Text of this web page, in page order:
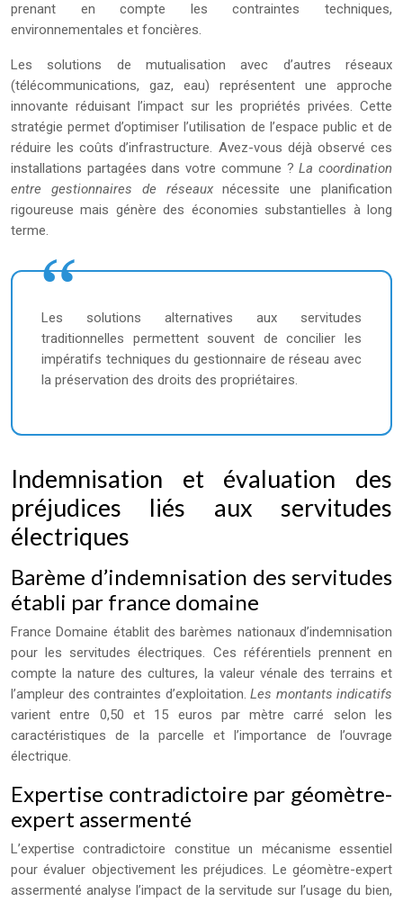
prenant en compte les contraintes techniques,
environnementales et foncières.
Les solutions de mutualisation avec d’autres réseaux
(télécommunications, gaz, eau) représentent une approche
innovante réduisant l’impact sur les propriétés privées. Cette
stratégie permet d’optimiser l’utilisation de l’espace public et de
réduire les coûts d’infrastructure. Avez-vous déjà observé ces
installations partagées dans votre commune ?La coordination
entre gestionnaires de réseauxnécessite une planification
rigoureuse mais génère des économies substantielles à long
terme.
Les solutions alternatives aux servitudes
traditionnelles permettent souvent de concilier les
impératifs techniques du gestionnaire de réseau avec
la préservation des droits des propriétaires.
Indemnisation et évaluation des
préjudices liés aux servitudes
électriques
Barème d’indemnisation des servitudes
établi par france domaine
France Domaine établit des barèmes nationaux d’indemnisation
pour les servitudes électriques. Ces référentiels prennent en
compte la nature des cultures, la valeur vénale des terrains et
l’ampleur des contraintes d’exploitation. Les montants indicatifs
varient entre 0,50 et 15 euros par mètre carré selon les
caractéristiques de la parcelle et l’importance de l’ouvrage
électrique.
Expertise contradictoire par géomètre-
expert assermenté
L’expertise contradictoire constitue un mécanisme essentiel
pour évaluer objectivement les préjudices. Le géomètre-expert
assermenté analyse l’impact de la servitude sur l’usage du bien,